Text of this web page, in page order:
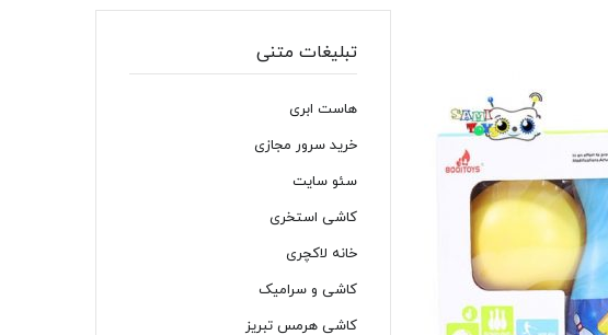
تبلیغات متنی
هاست ابری
خرید سرور مجازی
سئو سایت
کاشی استخری
خانه لاکچری
کاشی و سرامیک
کاشی هرمس تبریز